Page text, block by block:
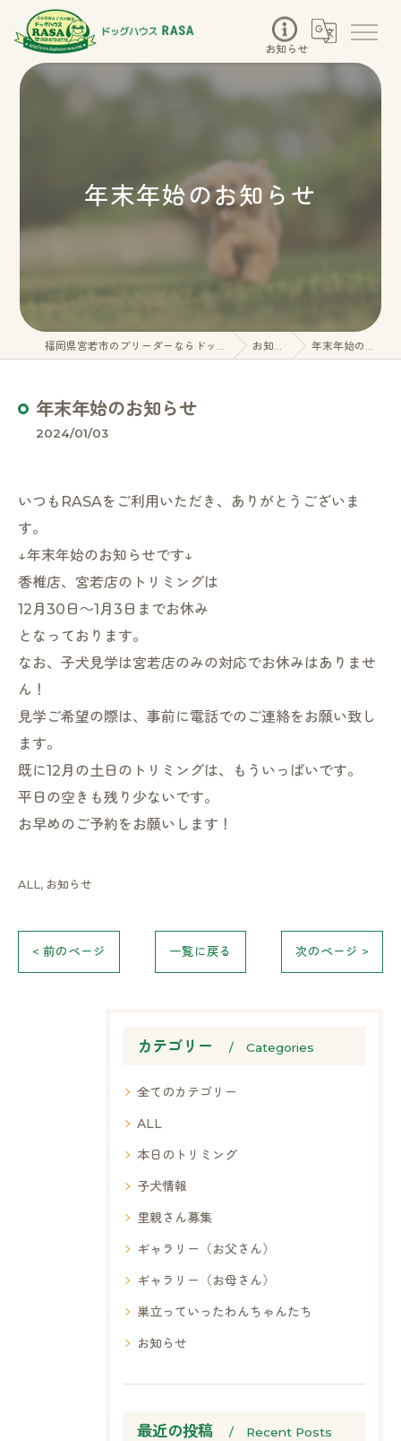
お知らせ
年末年始のお知らせ
福岡県宮若市のブリーダーならドッグハウスRASA お知らせ 年末年始のお知らせ
年末年始のお知らせ
2024/01/03
いつもRASAをご利用いただき、ありがとうございま
す。
↓年末年始のお知らせです↓
香椎店、宮若店のトリミングは
12月30日～1月3日までお休み
となっております。
なお、子犬見学は宮若店のみの対応でお休みはありませ
ん！
見学ご希望の際は、事前に電話でのご連絡をお願い致し
ます。
既に12月の土日のトリミングは、もういっぱいです。
平日の空きも残り少ないです。
お早めのご予約をお願いします！
ALL お知らせ
< 前のページ 一覧に戻る 次のページ >
カテゴリー Categories
全てのカテゴリー
ALL
本日のトリミング
子犬情報
里親さん募集
ギャラリー（お父さん）
ギャラリー（お母さん）
巣立っていったわんちゃんたち
お知らせ
最近の投稿 Recent Posts